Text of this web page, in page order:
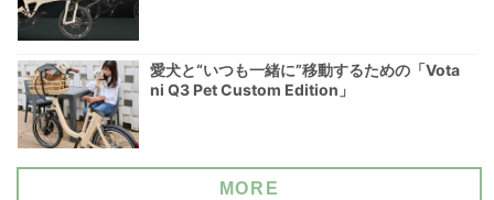
愛犬と“いつも一緒に”移動するための「Vota
ni Q3 Pet Custom Edition」
MORE